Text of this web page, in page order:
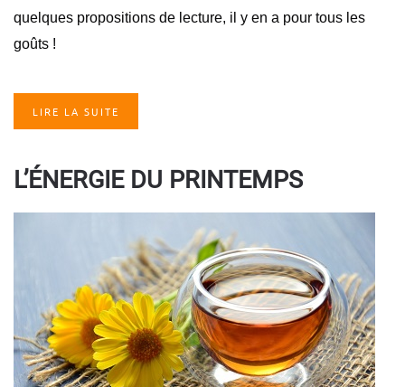
quelques propositions de lecture, il y en a pour tous les
goûts !
LIRE LA SUITE
L’ÉNERGIE DU PRINTEMPS